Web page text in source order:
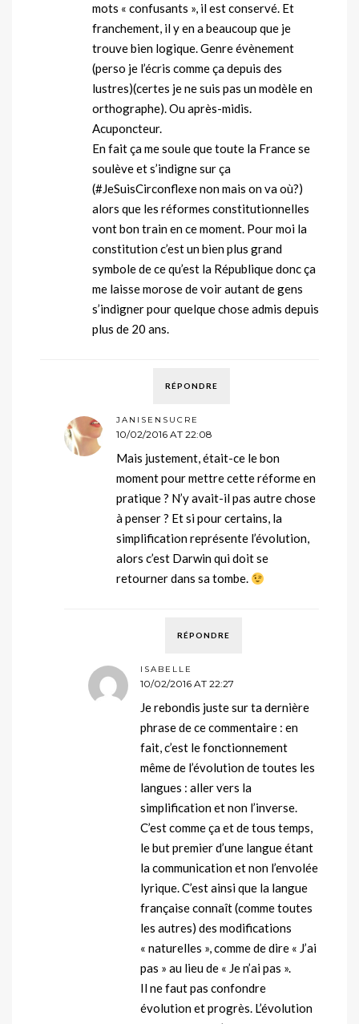
mots « confusants », il est conservé. Et
franchement, il y en a beaucoup que je
trouve bien logique. Genre évènement
(perso je l’écris comme ça depuis des
lustres)(certes je ne suis pas un modèle en
orthographe). Ou après-midis.
Acuponcteur.
En fait ça me soule que toute la France se
soulève et s’indigne sur ça
(#JeSuisCirconflexe non mais on va où?)
alors que les réformes constitutionnelles
vont bon train en ce moment. Pour moi la
constitution c’est un bien plus grand
symbole de ce qu’est la République donc ça
me laisse morose de voir autant de gens
s’indigner pour quelque chose admis depuis
plus de 20 ans.
RÉPONDRE
JANISENSUCRE
10/02/2016 AT 22:08
Mais justement, était-ce le bon
moment pour mettre cette réforme en
pratique ? N’y avait-il pas autre chose
à penser ? Et si pour certains, la
simplification représente l’évolution,
alors c’est Darwin qui doit se
retourner dans sa tombe.
RÉPONDRE
ISABELLE
10/02/2016 AT 22:27
Je rebondis juste sur ta dernière
phrase de ce commentaire : en
fait, c’est le fonctionnement
même de l’évolution de toutes les
langues : aller vers la
simplification et non l’inverse.
C’est comme ça et de tous temps,
le but premier d’une langue étant
la communication et non l’envolée
lyrique. C’est ainsi que la langue
française connaît (comme toutes
les autres) des modifications
« naturelles », comme de dire « J’ai
pas » au lieu de « Je n’ai pas ».
Il ne faut pas confondre
évolution et progrès. L’évolution